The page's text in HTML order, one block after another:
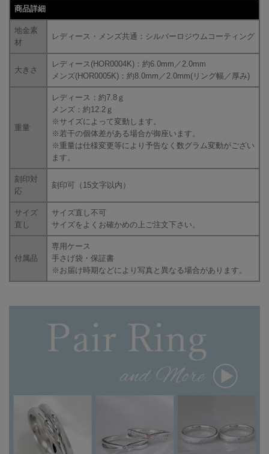
商品詳細
地金素
材
レディース・メンズ共通：シルバーロジウムコーティング
大きさ
レディース(HOR0004K)：約6.0mm／2.0mm
メンズ(HOR0005K)：約8.0mm／2.0mm(リング幅／厚み)
重量
レディース：約7.8ｇ
メンズ：約12.2ｇ
※サイズによって変動します。
※若干の個体差がある場合が御座います。
※重量は仕様変更等により予告なく数グラム変動がござい
ます。
刻印対
応
刻印可（15文字以内）
サイズ
直し
サイズ直し不可
サイズをよくお確かめの上ご注文下さい。
付属品
専用ケース
手さげ袋・保証書
※お届け時期などにより写真と異なる場合があります。